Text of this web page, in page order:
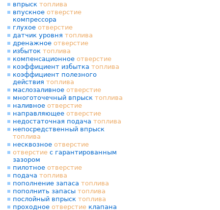
впрыск топлива
впускное отверстие
компрессора
глухое отверстие
датчик уровня топлива
дренажное отверстие
избыток топлива
компенсационное отверстие
коэффициент избытка топлива
коэффициент полезного
действия топлива
маслозаливное отверстие
многоточечный впрыск топлива
наливное отверстие
направляющее отверстие
недостаточная подача топлива
непосредственный впрыск
топлива
несквозное отверстие
отверстие с гарантированным
зазором
пилотное отверстие
подача топлива
пополнение запаса топлива
пополнить запасы топлива
послойный впрыск топлива
проходное отверстие клапана